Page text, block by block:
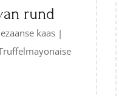
rund
kaas |